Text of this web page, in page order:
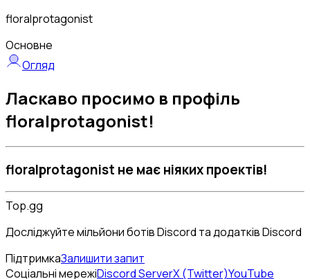
floralprotagonist
Основне
Огляд
Ласкаво просимо в профіль
floralprotagonist!
floralprotagonist не має ніяких проектів!
Top.gg
Досліджуйте мільйони ботів Discord та додатків Discord
ПідтримкаЗалишити запит
Соціальні мережіDiscord ServerX (Twitter)YouTube